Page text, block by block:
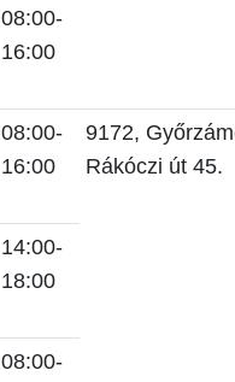
08:00-
16:00
08:00-
16:00
9172,
Rákóczi út 45.
14:00-
18:00
08:00-